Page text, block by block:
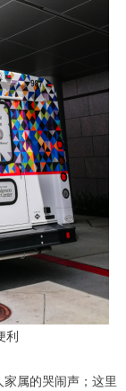
利
属的哭闹声；这里